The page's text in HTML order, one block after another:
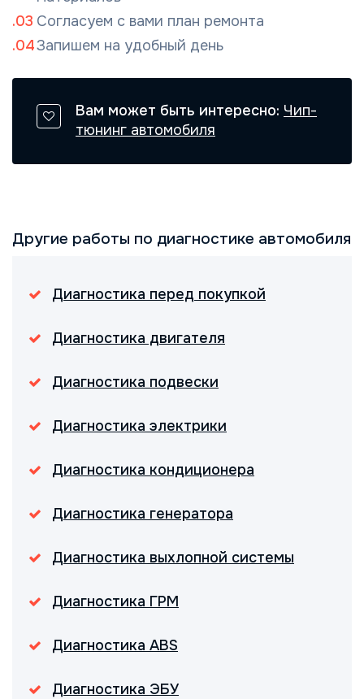
Согласуем с вами план ремонта
Запишем на удобный день
Вам может быть интересно: Чип-
тюнинг автомобиля
Другие работы по диагностике автомобиля
Диагностика перед покупкой
Диагностика двигателя
Диагностика подвески
Диагностика электрики
Диагностика кондиционера
Диагностика генератора
Диагностика выхлопной системы
Диагностика ГРМ
Диагностика ABS
Диагностика ЭБУ